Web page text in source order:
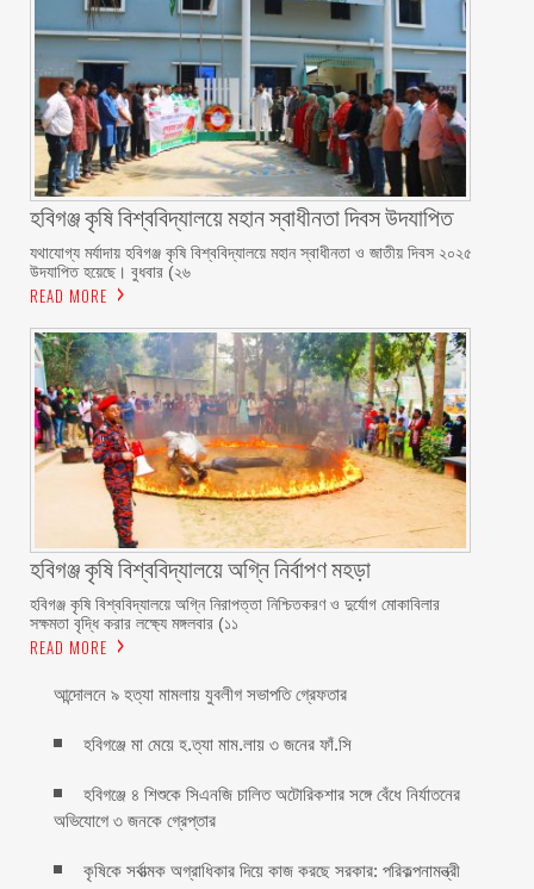
হবিগঞ্জ কৃষি বিশ্ববিদ্যালয়ে মহান স্বাধীনতা দিবস উদযাপিত
যথাযোগ্য মর্যাদায় হবিগঞ্জ কৃষি বিশ্ববিদ্যালয়ে মহান স্বাধীনতা ও জাতীয় দিবস ২০২৫
উদযাপিত হয়েছে। বুধবার (২৬
READ MORE
হবিগঞ্জ কৃষি বিশ্ববিদ্যালয়ে অগ্নি নির্বাপণ মহড়া
হবিগঞ্জ কৃষি বিশ্ববিদ্যালয়ে অগ্নি নিরাপত্তা নিশ্চিতকরণ ও দুর্যোগ মোকাবিলার
সক্ষমতা বৃদ্ধি করার লক্ষ্যে মঙ্গলবার (১১
READ MORE
আন্দোলনে ৯ হত্যা মামলায় যুবলীগ সভাপতি গ্রেফতার
হবিগঞ্জে মা মেয়ে হ.ত্যা মাম.লায় ৩ জনের ফাঁ.সি
হবিগঞ্জে ৪ শিশুকে সিএনজি চালিত অটোরিকশার সঙ্গে বেঁধে নির্যাতনের
অভিযোগে ৩ জনকে গ্রেপ্তার
কৃষিকে সর্বাত্মক অগ্রাধিকার দিয়ে কাজ করছে সরকার: পরিকল্পনামন্ত্রী